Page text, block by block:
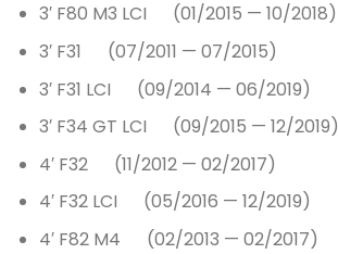
3′ F80 M3 LCI (01/2015 — 10/2018)
3′ F31 (07/2011 — 07/2015)
3′ F31 LCI (09/2014 — 06/2019)
3′ F34 GT LCI (09/2015 — 12/2019)
4′ F32 (11/2012 — 02/2017)
4′ F32 LCI (05/2016 — 12/2019)
4′ F82 M4 (02/2013 — 02/2017)